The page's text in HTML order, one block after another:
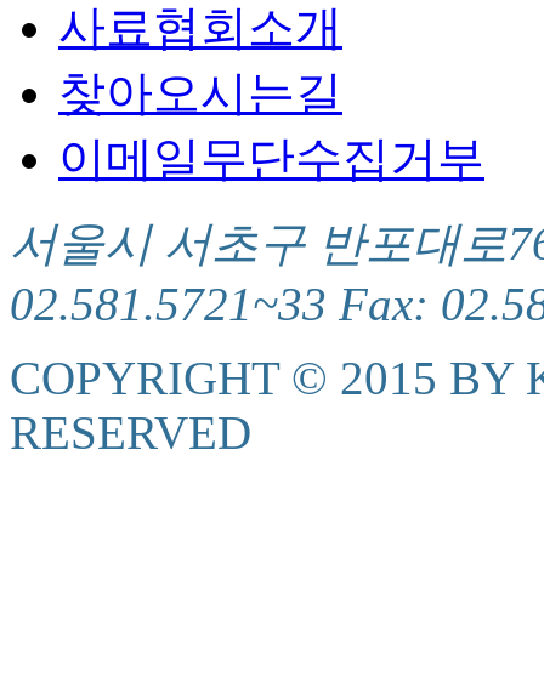
사료협회소개
찾아오시는길
이메일무단수집거부
서울시 서초구 반포대로
02.581.5721~33 Fax:
COPYRIGHT © 2015 BY
RESERVED